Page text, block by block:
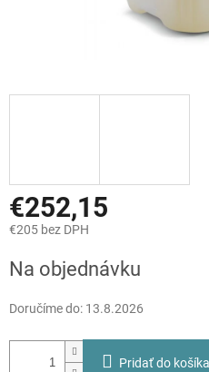
€252,15
€205 bez DPH
cena:
Na objednávku
Doručíme do: 13.8.2026
Pridať do košíka